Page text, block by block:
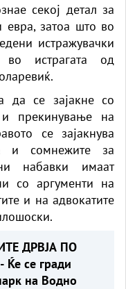
секој детал за
затоа што во
истражувачки
истрагата од
да се зајакне со
и прекинување на
се зајакнува
и сомнежите за
набавки имаат
со аргументи на
и на адвокатите
ДРВЈА ПО
се гради
на Водно